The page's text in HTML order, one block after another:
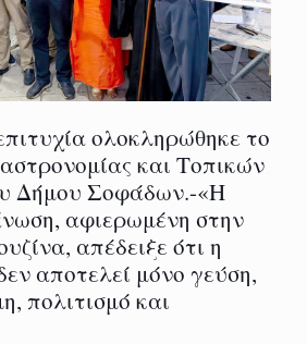
ολοκληρώθηκε το
και Τοπικών
Δήμου Σοφάδων.-«Η
αφιερωμένη στην
απέδειξε ότι η
αποτελεί μόνο γεύση,
πολιτισμό και